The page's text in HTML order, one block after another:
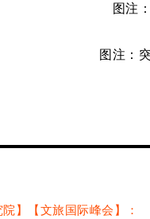
图注：
图注：
】【文旅国际峰会】：